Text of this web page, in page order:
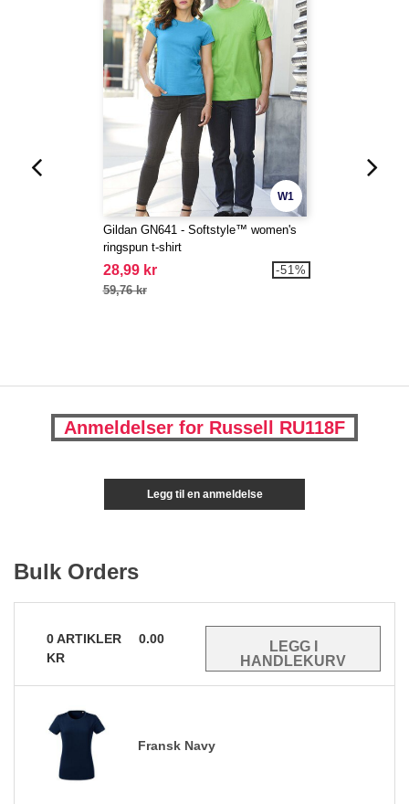
W1
Gildan GN641 - Softstyle™ women's
ringspun t-shirt
28,99 kr
59,76 kr
-51%
Anmeldelser for Russell RU118F
Legg til en anmeldelse
Bulk Orders
0ARTIKLER
0.00
KR
Fransk Navy